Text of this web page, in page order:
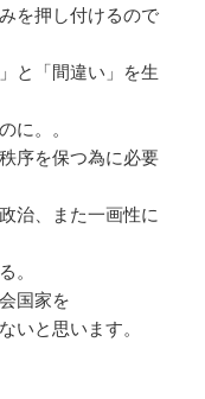
を押し付けるので
と「間違い」を生
に。。
序を保つ為に必要
治、また一画性に
。
国家を
いと思います。